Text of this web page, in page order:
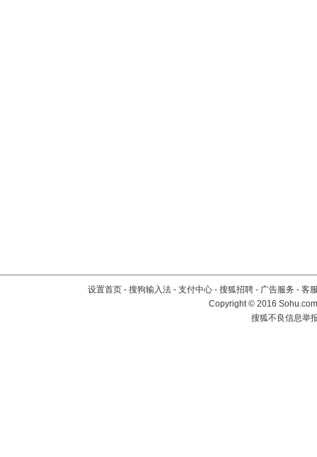
设置首页 - 搜狗输入法 - 支付中心 - 搜狐招聘 - 广告服务 - 客
Copyright©2016
搜狐不良信息举